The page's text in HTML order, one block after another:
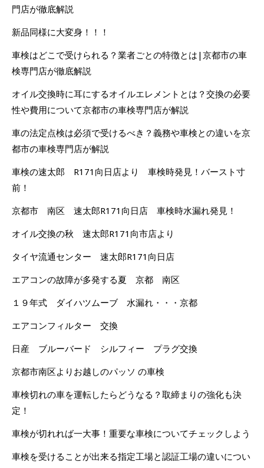
門店が徹底解説
新品同様に大変身！！！
車検はどこで受けられる？業者ごとの特徴とは|京都市の車
検専門店が徹底解説
オイル交換時に耳にするオイルエレメントとは？交換の必要
性や費用について京都市の車検専門店が解説
車の法定点検は必須で受けるべき？義務や車検との違いを京
都市の車検専門店が解説
車検の速太郎 R171向日店より 車検時発見！バースト寸
前！
京都市 南区 速太郎R171向日店 車検時水漏れ発見！
オイル交換の秋 速太郎R171向市店より
タイヤ流通センター 速太郎R171向日店
エアコンの故障が多発する夏 京都 南区
１９年式 ダイハツムーブ 水漏れ・・・京都
エアコンフィルター 交換
日産 ブルーバード シルフィー プラグ交換
京都市南区よりお越しのパッソ の車検
車検切れの車を運転したらどうなる？取締まりの強化も決
定！
車検が切れれば一大事！重要な車検についてチェックしよう
車検を受けることが出来る指定工場と認証工場の違いについ